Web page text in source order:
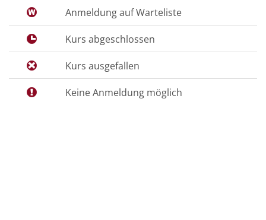
Anmeldung auf Warteliste
Kurs abgeschlossen
Kurs ausgefallen
Keine Anmeldung möglich